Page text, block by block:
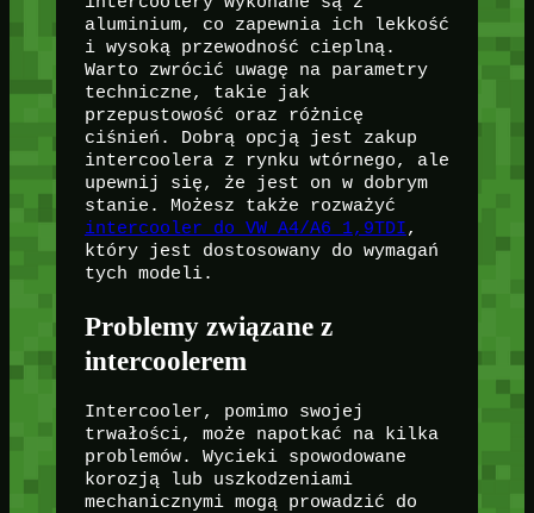
aluminium, co zapewnia ich lekkość
i wysoką przewodność cieplną.
Warto zwrócić uwagę na parametry
techniczne, takie jak
przepustowość oraz różnicę
ciśnień. Dobrą opcją jest zakup
intercoolera z rynku wtórnego, ale
upewnij się, że jest on w dobrym
stanie. Możesz także rozważyć
intercooler do VW A4/A6 1,9TDI,
który jest dostosowany do wymagań
tych modeli.
Problemy związane z
intercoolerem
Intercooler, pomimo swojej
trwałości, może napotkać na kilka
problemów. Wycieki spowodowane
korozją lub uszkodzeniami
mechanicznymi mogą prowadzić do